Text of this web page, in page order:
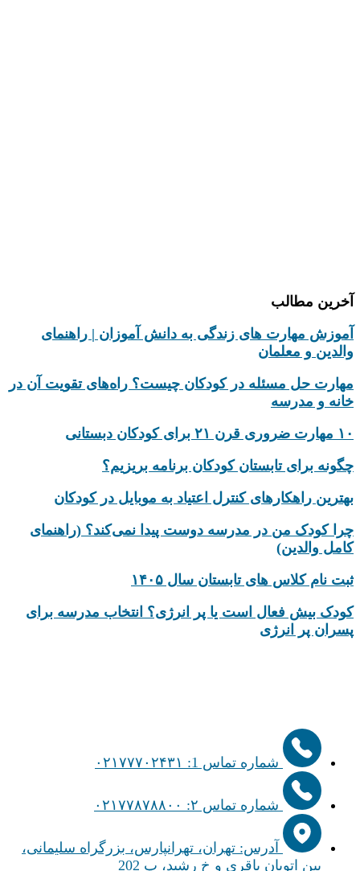
آخرین مطالب
آموزش مهارت های زندگی به دانش‌ آموزان | راهنمای
والدین و معلمان
مهارت حل مسئله در کودکان چیست؟ راه‌های تقویت آن در
خانه و مدرسه
۱۰ مهارت ضروری قرن ۲۱ برای کودکان دبستانی
چگونه برای تابستان کودکان برنامه بریزیم؟
بهترین راهکارهای کنترل اعتیاد به موبایل در کودکان
چرا کودک من در مدرسه دوست پیدا نمی‌کند؟ (راهنمای
کامل والدین)
ثبت نام کلاس های تابستان سال ۱۴۰۵
کودک بیش‌ فعال است یا پر انرژی؟ انتخاب مدرسه برای
پسران پر انرژی
شماره تماس 1: ۰۲۱۷۷۷۰۲۴۳۱
شماره تماس ۲: ۰۲۱۷۷۸۷۸۸۰۰
آدرس: تهران، تهرانپارس، بزرگراه سلیمانی،
بین اتوبان باقری و خ رشید، پ 202